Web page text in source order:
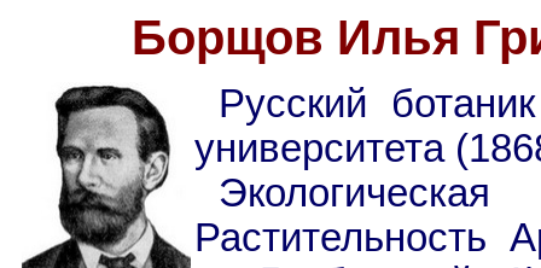
Борщов Илья
Русский
университета
Растительность